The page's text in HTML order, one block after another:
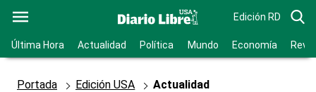
Edición RD
Última Hora Actualidad Política Mundo Economía
Portada Edición USA Actualidad